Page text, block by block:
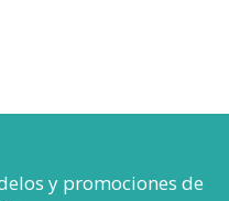
y promociones de